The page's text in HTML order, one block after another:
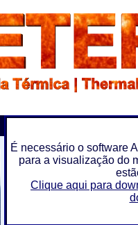
É necessário o software
para a visualização do
Clique aqui para